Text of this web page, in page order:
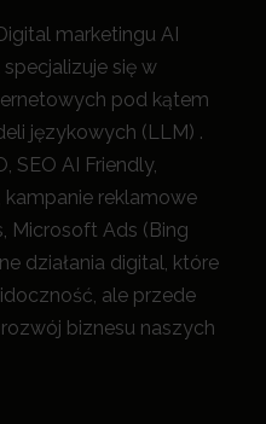
marketingu AI
się w
pod kątem
językowych (LLM) .
SEO AI Friendly,
kampanie reklamowe
Microsoft Ads (Bing
działania digital, które
ale przede
biznesu naszych